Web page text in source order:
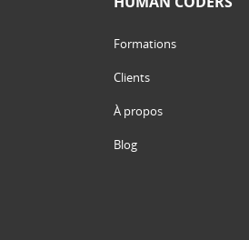
Formations
Clients
À propos
Blog